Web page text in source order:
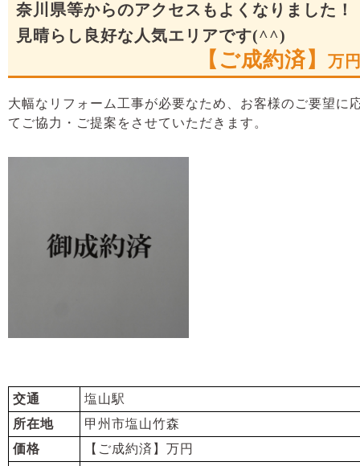
奈川県等からのアクセスもよくなりました！
見晴らし良好な人気エリアです(^^)
【ご成約済】 万
大幅なリフォーム工事が必要なため、お客様のご要望に
てご協力・ご提案をさせていただきます。
交通
塩山駅
所在地
甲州市塩山竹森
価格
【ご成約済】万円